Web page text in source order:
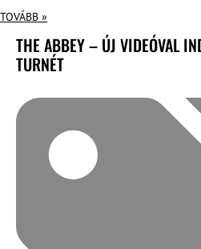
TOVÁBB »
THE ABBEY – ÚJ VIDEÓVAL
TURNÉT